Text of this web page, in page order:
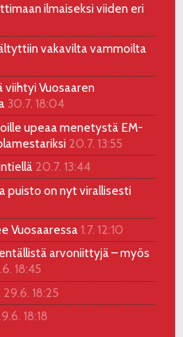
ilmaiseksi viiden eri
vakavilta vammoilta
Vuosaaren
30.7. 18:04
upeaa menetystä EM-
20.7. 13:55
20.7. 13:44
puisto on nyt virallisesti
Vuosaaressa 1.7. 12:10
arvoniittyjä – myös
18:45
29.6. 18:25
18:18